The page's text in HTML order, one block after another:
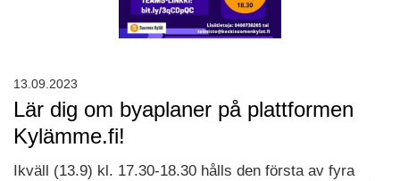
Lär dig om byaplaner på plattformen
Kylämme.fi!
Ikväll (13.9) kl. 17.30-18.30 hålls den första av fyra
13.09.2023